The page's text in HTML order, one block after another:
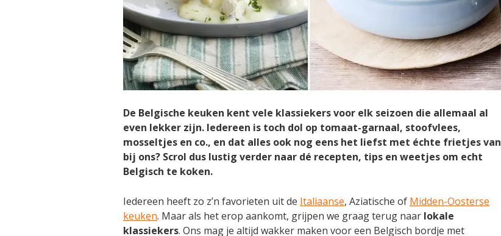
De Belgische keuken kent vele klassiekers voor elk seizoen die allemaal al
even lekker zijn. Iedereen is toch dol op tomaat-garnaal, stoofvlees,
mosseltjes en co., en dat alles ook nog eens het liefst met échte frietjes van
bij ons? Scrol dus lustig verder naar dé recepten, tips en weetjes om echt
Belgisch te koken.
Iedereen heeft zo z’n favorieten uit de Italiaanse, Aziatische of Midden-Oosterse
keuken. Maar als het erop aankomt, grijpen we graag terug naar lokale
klassiekers. Ons mag je altijd wakker maken voor een Belgisch bordje met